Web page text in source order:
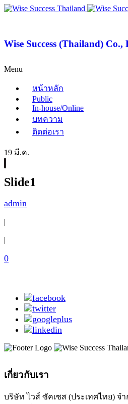
Wise Success (Thailand) Co.,
Menu
หน้าหลัก
Public
In-house/Online
บทความ
ติดต่อเรา
19 มี.ค.
Slide1
admin
|
|
0
เกี่ยวกับเรา
บริษัท ไวส์ ซัคเซส (ประเทศไทย) จำ